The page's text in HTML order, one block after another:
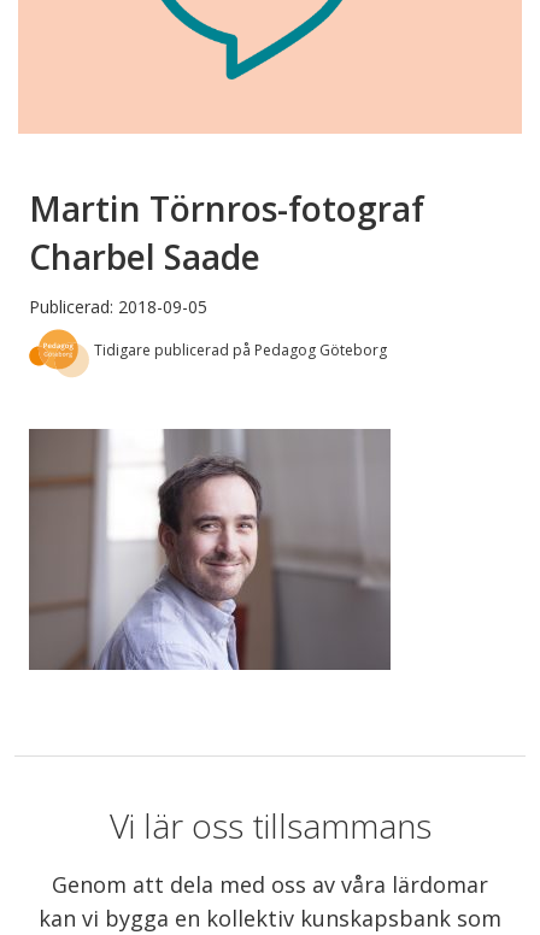
Martin Törnros-fotograf
Charbel Saade
Publicerad: 2018-09-05
Tidigare publicerad på Pedagog Göteborg
Vi lär oss tillsammans
Genom att dela med oss av våra lärdomar
kan vi bygga en kollektiv kunskapsbank som